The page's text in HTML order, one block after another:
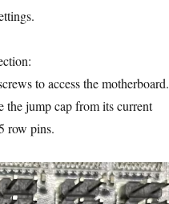
to access the motherboard.
the jump cap from its current
row pins.